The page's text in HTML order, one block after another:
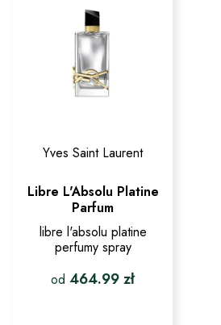
produktu
Yves Saint Laurent
Libre L'Absolu Platine
Parfum
libre l'absolu platine
perfumy spray
od 464.99zł